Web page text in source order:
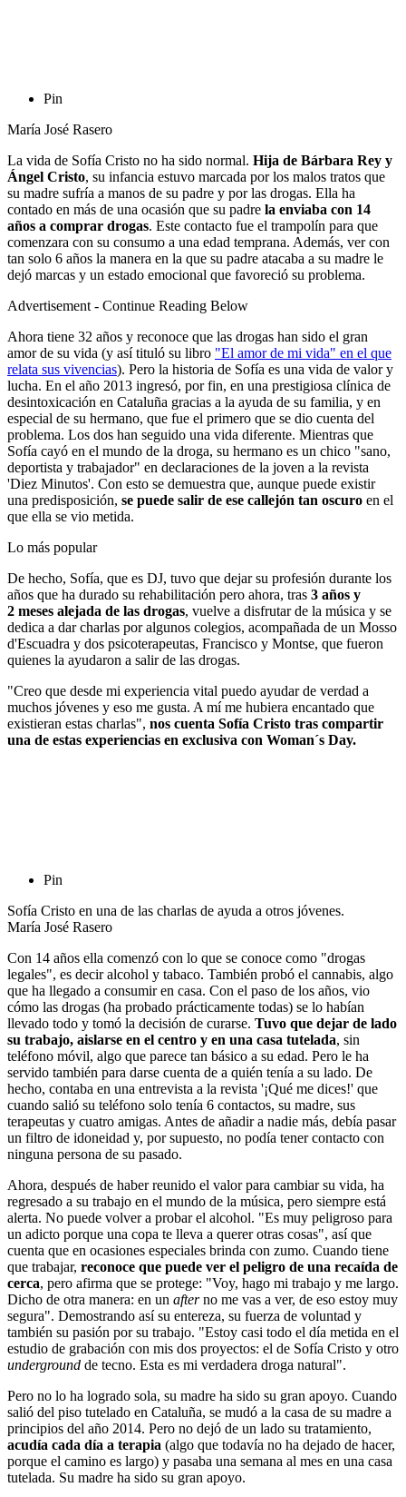
Pin
María José Rasero
La vida de Sofía Cristo no ha sido normal. Hija de Bárbara Rey y
Ángel Cristo, su infancia estuvo marcada por los malos tratos que
su madre sufría a manos de su padre y por las drogas. Ella ha
contado en más de una ocasión que su padre la enviaba con 14
años a comprar drogas. Este contacto fue el trampolín para que
comenzara con su consumo a una edad temprana. Además, ver con
tan solo 6 años la manera en la que su padre atacaba a su madre le
dejó marcas y un estado emocional que favoreció su problema.
Advertisement - Continue Reading Below
Ahora tiene 32 años y reconoce que las drogas han sido el gran
amor de su vida (y así tituló su libro "El amor de mi vida" en el que
relata sus vivencias). Pero la historia de Sofía es una vida de valor y
lucha. En el año 2013 ingresó, por fin, en una prestigiosa clínica de
desintoxicación en Cataluña gracias a la ayuda de su familia, y en
especial de su hermano, que fue el primero que se dio cuenta del
problema. Los dos han seguido una vida diferente. Mientras que
Sofía cayó en el mundo de la droga, su hermano es un chico "sano,
deportista y trabajador" en declaraciones de la joven a la revista
'Diez Minutos'. Con esto se demuestra que, aunque puede existir
una predisposición, se puede salir de ese callejón tan oscuro en el
que ella se vio metida.
Lo más popular
De hecho, Sofía, que es DJ, tuvo que dejar su profesión durante los
años que ha durado su rehabilitación pero ahora, tras 3 años y
2 meses alejada de las drogas, vuelve a disfrutar de la música y se
dedica a dar charlas por algunos colegios, acompañada de un Mosso
d'Escuadra y dos psicoterapeutas, Francisco y Montse, que fueron
quienes la ayudaron a salir de las drogas.
"Creo que desde mi experiencia vital puedo ayudar de verdad a
muchos jóvenes y eso me gusta. A mí me hubiera encantado que
existieran estas charlas", nos cuenta Sofía Cristo tras compartir
una de estas experiencias en exclusiva con Woman´s Day.
Pin
Sofía Cristo en una de las charlas de ayuda a otros jóvenes.
María José Rasero
Con 14 años ella comenzó con lo que se conoce como "drogas
legales", es decir alcohol y tabaco. También probó el cannabis, algo
que ha llegado a consumir en casa. Con el paso de los años, vio
cómo las drogas (ha probado prácticamente todas) se lo habían
llevado todo y tomó la decisión de curarse. Tuvo que dejar de lado
su trabajo, aislarse en el centro y en una casa tutelada, sin
teléfono móvil, algo que parece tan básico a su edad. Pero le ha
servido también para darse cuenta de a quién tenía a su lado. De
hecho, contaba en una entrevista a la revista '¡Qué me dices!' que
cuando salió su teléfono solo tenía 6 contactos, su madre, sus
terapeutas y cuatro amigas. Antes de añadir a nadie más, debía pasar
un filtro de idoneidad y, por supuesto, no podía tener contacto con
ninguna persona de su pasado.
Ahora, después de haber reunido el valor para cambiar su vida, ha
regresado a su trabajo en el mundo de la música, pero siempre está
alerta. No puede volver a probar el alcohol. "Es muy peligroso para
un adicto porque una copa te lleva a querer otras cosas", así que
cuenta que en ocasiones especiales brinda con zumo. Cuando tiene
que trabajar, reconoce que puede ver el peligro de una recaída de
cerca, pero afirma que se protege: "Voy, hago mi trabajo y me largo.
Dicho de otra manera: en un afterno me vas a ver, de eso estoy muy
segura". Demostrando así su entereza, su fuerza de voluntad y
también su pasión por su trabajo. "Estoy casi todo el día metida en el
estudio de grabación con mis dos proyectos: el de Sofía Cristo y otro
underground de tecno. Esta es mi verdadera droga natural".
Pero no lo ha logrado sola, su madre ha sido su gran apoyo. Cuando
salió del piso tutelado en Cataluña, se mudó a la casa de su madre a
principios del año 2014. Pero no dejó de un lado su tratamiento,
acudía cada día a terapia (algo que todavía no ha dejado de hacer,
porque el camino es largo) y pasaba una semana al mes en una casa
tutelada. Su madre ha sido su gran apoyo.